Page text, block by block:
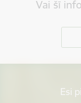
Vai šī
Esi